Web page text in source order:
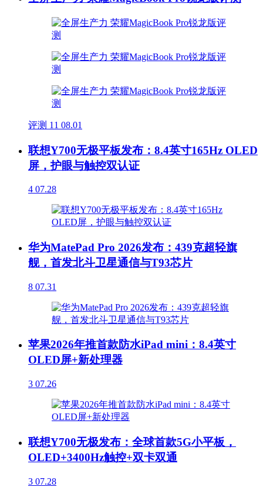
评测 11 08.01
联想Y700无极平板发布：8.4英寸165Hz OLED
屏，护眼与触控双认证
4 07.28
华为MatePad Pro 2026发布：439克超轻旗
舰，首发北斗卫星通信与T93芯片
8 07.31
苹果2026年推首款防水iPad mini：8.4英寸
OLED屏+新处理器
3 07.26
联想Y700无极发布：全球首款5G小平板，
OLED+3400Hz触控+双卡双通
3 07.28